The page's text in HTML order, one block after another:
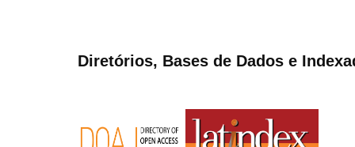
Diretórios, Bases de Dados e